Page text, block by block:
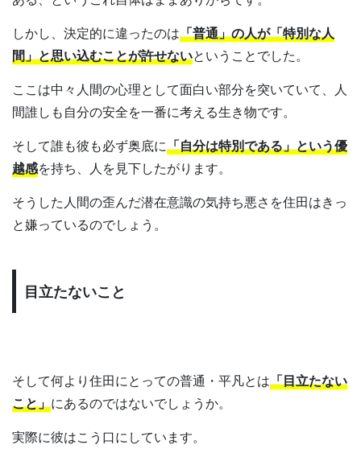
しかし、決定的に違ったのは「普通」の人が「特別な人
間」と思い込むことが許せないということでした。
ここは中々人間の心理として面白い部分を突いていて、人
間誰しも自分の安全を一番に考える生き物です。
そして誰も彼も必ず奥底に「自分は特別である」という優
越感を持ち、人を見下したがります。
そうした人間の歪んだ潜在意識の気持ち悪さを住田はきっ
と嫌っているのでしょう。
目立たないこと
そして何より住田にとっての普通・平凡とは「目立たない
こと」にあるのではないでしょうか。
実際に彼はこう口にしています。